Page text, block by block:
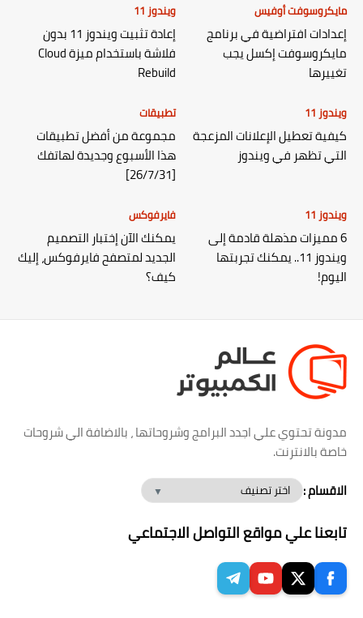
مايكروسوفت أوفيس
إعدادات افتراضية في برنامج
مايكروسوفت إكسل يجب
تغييرها
ويندوز 11
إعادة تثبيت ويندوز 11 بدون
فلاشة باستخدام ميزة Cloud
Rebuild
ويندوز 11
كيفية تعطيل الإعلانات المزعجة
التي تظهر في ويندوز
تطبيقات
مجموعة من أفضل تطبيقات
هذا الأسبوع وجديدة لهاتفك
[26/7/31]
ويندوز 11
6 مميزات مذهلة قادمة إلى
ويندوز 11.. يمكنك تجربتها
اليوم!
فايرفوكس
يمكنك الآن إختبار التصميم
الجديد لمتصفح فايرفوكس، إليك
كيف؟
مدونة تحتوي علي اجدد البرامج وشروحاتها ، بالاضافة الي شروحات
خاصة بالانترنت.
الاقسام :
تابعنا علي مواقع التواصل الاجتماعي